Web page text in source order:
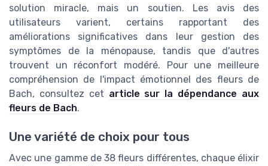
solution miracle, mais un soutien. Les avis des
utilisateurs varient, certains rapportant des
améliorations significatives dans leur gestion des
symptômes de la ménopause, tandis que d'autres
trouvent un réconfort modéré. Pour une meilleure
compréhension de l'impact émotionnel des fleurs de
Bach, consultez cet article sur la dépendance aux
fleurs de Bach.
Une variété de choix pour tous
Avec une gamme de 38 fleurs différentes, chaque élixir